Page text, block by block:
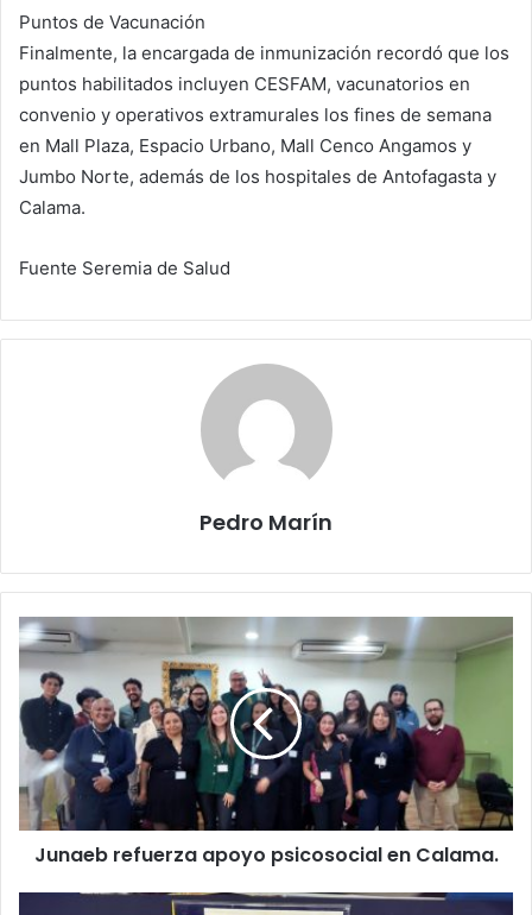
Puntos de Vacunación
Finalmente, la encargada de inmunización recordó que los
puntos habilitados incluyen CESFAM, vacunatorios en
convenio y operativos extramurales los fines de semana
en Mall Plaza, Espacio Urbano, Mall Cenco Angamos y
Jumbo Norte, además de los hospitales de Antofagasta y
Calama.
Fuente Seremia de Salud
Pedro Marín
Junaeb refuerza apoyo psicosocial en Calama.